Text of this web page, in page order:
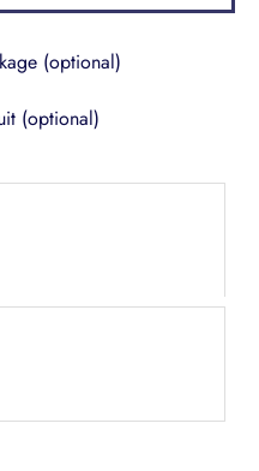
(optional)
(optional)